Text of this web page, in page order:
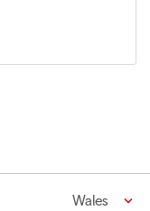
Wales